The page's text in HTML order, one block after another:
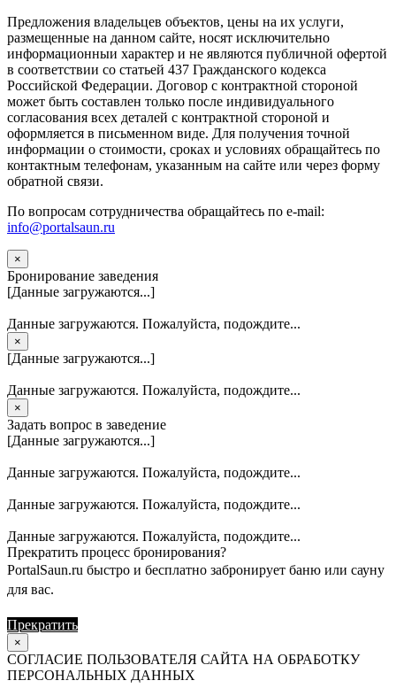
Предложения владельцев объектов, цены на их услуги,
размещенные на данном сайте, носят исключительно
информационныи характер и не являются публичной офертой
в соответствии со статьей 437 Гражданского кодекса
Российской Федерации. Договор с контрактной стороной
может быть составлен только после индивидуального
согласования всех деталей с контрактной стороной и
оформляется в письменном виде. Для получения точной
информации о стоимости, сроках и условиях обращайтесь по
контактным телефонам, указанным на сайте или через форму
обратной связи.
По вопросам сотрудничества обращайтесь по e-mail:
info@portalsaun.ru
×
Бронирование заведения
[Данные загружаются...]
Данные загружаются. Пожалуйста, подождите...
×
[Данные загружаются...]
Данные загружаются. Пожалуйста, подождите...
×
Задать вопрос в заведение
[Данные загружаются...]
Данные загружаются. Пожалуйста, подождите...
Данные загружаются. Пожалуйста, подождите...
Данные загружаются. Пожалуйста, подождите...
Прекратить процесс бронирования?
PortalSaun.ru быстро и бесплатно забронирует баню или сауну
для вас.
Прекратить
×
СОГЛАСИЕ ПОЛЬЗОВАТЕЛЯ САЙТА НА ОБРАБОТКУ
ПЕРСОНАЛЬНЫХ ДАННЫХ